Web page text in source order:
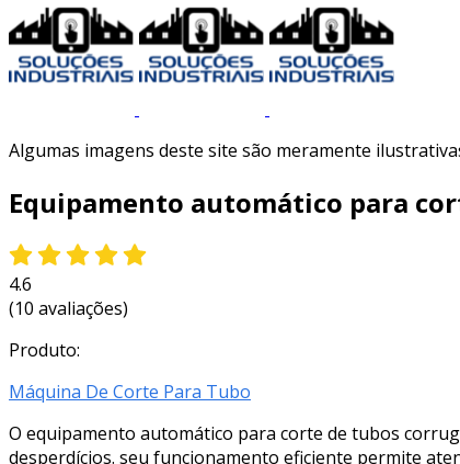
Algumas imagens deste site são meramente
Equipamento automático para
4.6
(10 avaliações)
Produto:
Máquina De Corte Para Tubo
O equipamento automático para corte de tubos
desperdícios. seu funcionamento eficiente permite